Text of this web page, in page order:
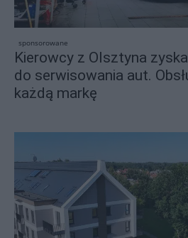
sponsorowane
Kierowcy z Olsztyna
do serwisowania aut.
każdą markę